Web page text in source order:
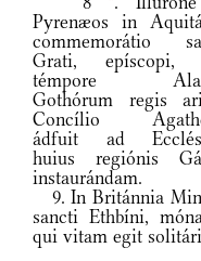
Pyrenæos in
commemorátio
Grati, epíscopi,
témpore
Gothórum regis
Concílio
ádfuit ad
huius regiónis
instaurándam.
9. In Británnia
sancti Ethbíni,
qui vitam egit